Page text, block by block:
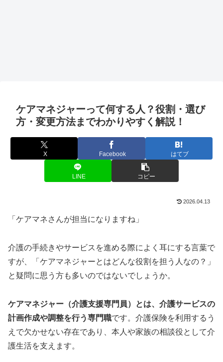
ケアマネジャーって何する人？役割・選び
方・変更方法までわかりやすく解説！
X Facebook はてブ
LINE コピー
2026.04.13
「ケアマネさんが担当になりますね」
介護の手続きやサービスを進める際によく耳にする言葉で
すが、「ケアマネジャーとはどんな役割を担う人なの？」
と疑問に思う方も多いのではないでしょうか。
ケアマネジャー（介護支援専門員）とは、介護サービスの
計画作成や調整を行う専門職です。介護保険を利用するう
えで欠かせない存在であり、本人や家族の相談役として介
護生活を支えます。